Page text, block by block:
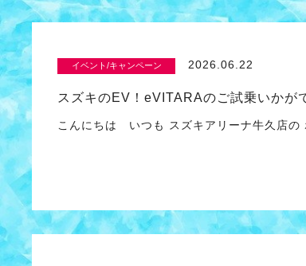
イベント/キャンペーン 2026.06.22
スズキのEV！eVITARAのご試乗いかが
こんにちは いつも スズキアリーナ牛久店の